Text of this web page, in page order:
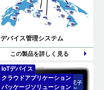
デバイス管理システム
この製品を詳しく見る
IoTデバイス
クラウドアプリケーション
パッケージソリューション